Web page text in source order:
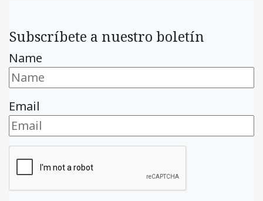
Subscríbete a nuestro boletín
Name
Email